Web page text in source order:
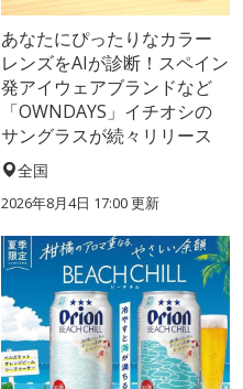
あなたにぴったりなカラー
レンズをAIが診断！スペイン
発アイウェアブランドなど
「OWNDAYS」イチオシの
サングラスが続々リリース
全国
2026年8月4日 17:00更新